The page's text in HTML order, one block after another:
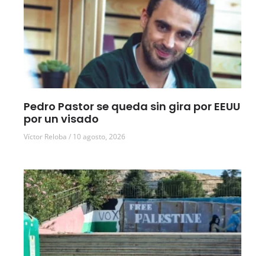
Pedro Pastor se queda sin gira por EEUU
por un visado
Víctor Reloba 10 agosto, 2026